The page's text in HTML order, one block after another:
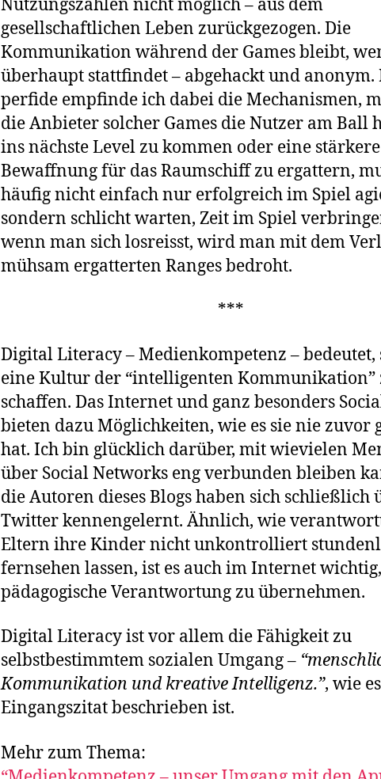
Nutzungszahlen nicht möglich – aus dem
gesellschaftlichen Leben zurückgezogen. Die
Kommunikation während der Games bleibt,
überhaupt stattfindet – abgehackt und anonym.
perfide empfinde ich dabei die Mechanismen,
die Anbieter solcher Games die Nutzer am Ball
ins nächste Level zu kommen oder eine stärkere
Bewaffnung für das Raumschiff zu ergattern,
häufig nicht einfach nur erfolgreich im Spiel
sondern schlicht warten, Zeit im Spiel
wenn man sich losreisst, wird man mit dem
mühsam ergatterten Ranges bedroht.
***
Digital Literacy – Medienkompetenz – bedeutet,
eine Kultur der “intelligenten Kommunikation”
schaffen. Das Internet und ganz besonders
bieten dazu Möglichkeiten, wie es sie nie zuvor
hat. Ich bin glücklich darüber, mit wievielen
über Social Networks eng verbunden bleiben
die Autoren dieses Blogs haben sich schließlich
Twitter kennengelernt. Ähnlich, wie
Eltern ihre Kinder nicht unkontrolliert
fernsehen lassen, ist es auch im Internet
pädagogische Verantwortung zu übernehmen.
Digital Literacy ist vor allem die Fähigkeit zu
selbstbestimmtem sozialen Umgang –
Kommunikation und kreative Intelligenz.”, wie
Eingangszitat beschrieben ist.
Mehr zum Thema: